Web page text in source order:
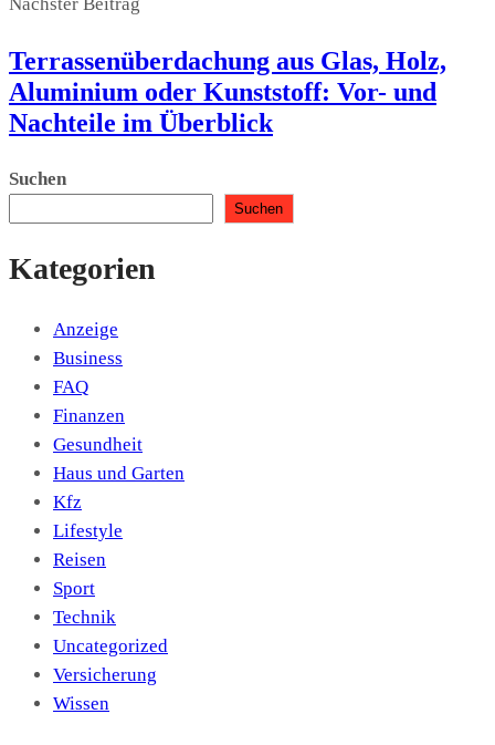
Terrassenüberdachung aus Glas, Holz,
Aluminium oder Kunststoff: Vor- und
Nachteile im Überblick
Suchen
Suchen
Kategorien
Anzeige
Business
FAQ
Finanzen
Gesundheit
Haus und Garten
Kfz
Lifestyle
Reisen
Sport
Technik
Uncategorized
Versicherung
Wissen